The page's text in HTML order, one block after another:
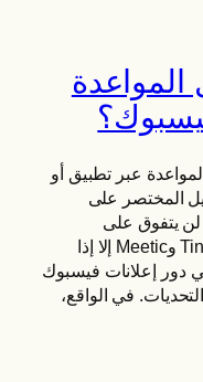
المواعدة
عبر تطبيق أو
المختصر على
لن يتفوق على
تطبيقات المواعدة الشهيرة مثل Tinder وMeetic إلا إذا
دور إعلانات فيسبوك
في الواقع،